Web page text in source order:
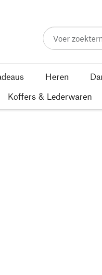
Heren
Koffers & Lederwaren